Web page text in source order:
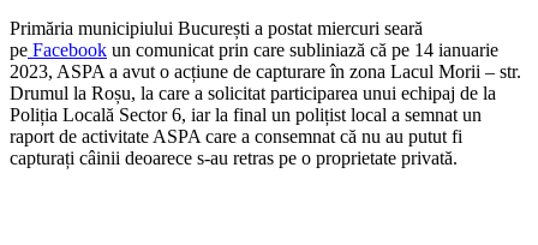
Primăria municipiului București a postat miercuri seară
pe Facebook un comunicat prin care subliniază că pe 14 ianuarie
2023, ASPA a avut o acțiune de capturare în zona Lacul Morii – str.
Drumul la Roșu, la care a solicitat participarea unui echipaj de la
Poliția Locală Sector 6, iar la final un polițist local a semnat un
raport de activitate ASPA care a consemnat că nu au putut fi
capturați câinii deoarece s-au retras pe o proprietate privată.